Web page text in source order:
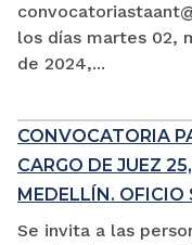
los días martes 02,
de 2024,...
CONVOCATORIA
CARGO DE JUEZ
MEDELLÍN.
Se invita a las